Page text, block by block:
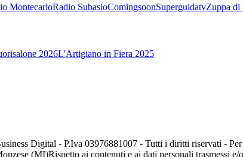
MontecarloRadio SubasioComingsoonSuperguidatvZuppa di
2026L'Artigiano in Fiera 2025
Digital - P.Iva 03976881007 - Tutti i diritti riservati -
(MI)Rispetto ai contenuti e ai dati personali trasmessi